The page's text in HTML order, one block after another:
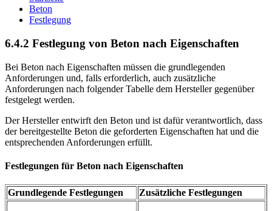
Beton
Festlegung
6.4.2 Festlegung von Beton nach Eigenschaften
Bei Beton nach Eigenschaften müssen die grundlegenden
Anforderungen und, falls erforderlich, auch zusätzliche
Anforderungen nach folgender Tabelle dem Hersteller gegenüber
festgelegt werden.
Der Hersteller entwirft den Beton und ist dafür verantwortlich, dass
der bereitgestellte Beton die geforderten Eigenschaften hat und die
entsprechenden Anforderungen erfüllt.
Festlegungen für Beton nach Eigenschaften
Grundlegende Festlegungen Zusätzliche Festlegungen